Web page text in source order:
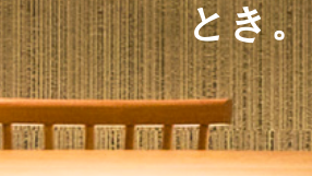
とき。